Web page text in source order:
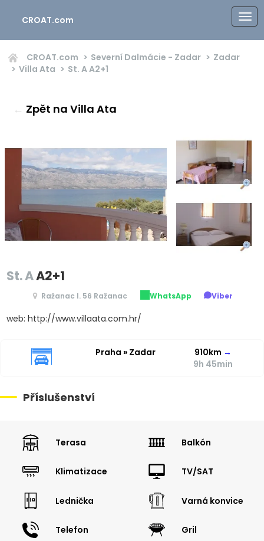
CROAT.com
CROAT.com Severní Dalmácie - Zadar
Zadar
Villa Ata
St. AA2+1
← Zpět na Villa Ata
St. AA2+1
Ražanac I. 56 Ražanac WhatsApp Viber
web: http://www.villaata.com.hr/
Praha » Zadar 910km →
9h 45min
Příslušenství
Terasa Balkón
Klimatizace TV/SAT
Lednička Varná konvice
Telefon Gril